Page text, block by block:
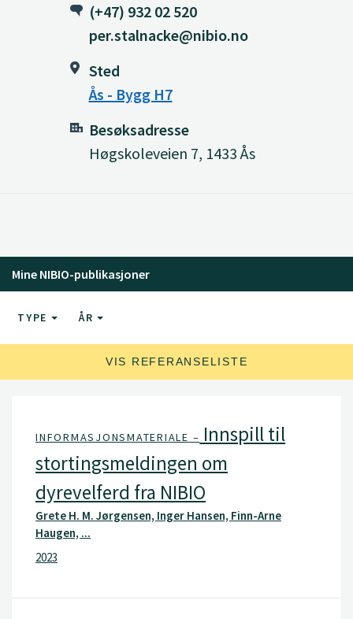
(+47) 932 02 520
per.stalnacke@nibio.no
Sted
Ås - Bygg H7
Besøksadresse
Høgskoleveien 7, 1433 Ås
Mine NIBIO-publikasjoner
TYPE ÅR
VIS REFERANSELISTE
INFORMASJONSMATERIALE – Innspill til
stortingsmeldingen om
dyrevelferd fra NIBIO
Grete H. M. Jørgensen, Inger Hansen, Finn-Arne
Haugen, ...
2023